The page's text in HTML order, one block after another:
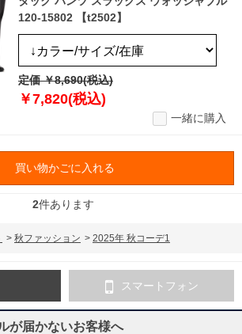
120-15802 【t2502】
定価 ￥8,690(税込)
￥7,820(税込)
一緒に購入
買い物かごに入れる
2件あります
> 秋ファッション > 2025年 秋コーデ1
スマートフォン
が届かないお客様へ